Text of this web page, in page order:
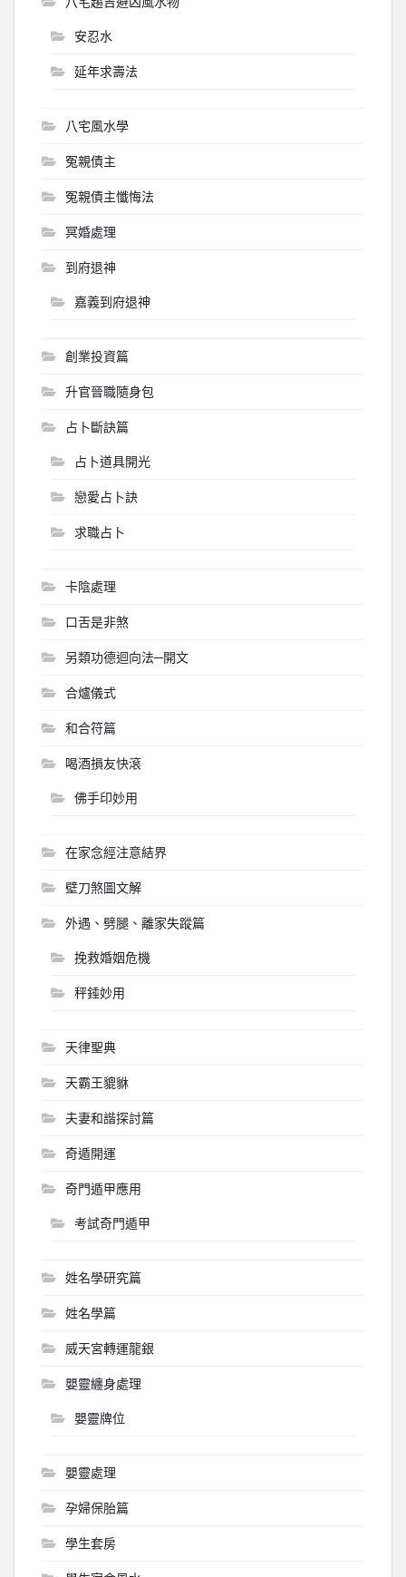
安忍水
延年求壽法
八宅風水學
冤親債主
冤親債主懺悔法
冥婚處理
到府退神
嘉義到府退神
創業投資篇
升官晉職隨身包
占卜斷訣篇
占卜道具開光
戀愛占卜訣
求職占卜
卡陰處理
口舌是非煞
另類功德迴向法─開文
合爐儀式
和合符篇
喝酒損友快滾
佛手印妙用
在家念經注意結界
壁刀煞圖文解
外遇、劈腿、離家失蹤篇
挽救婚姻危機
秤錘妙用
天律聖典
天霸王貔貅
夫妻和諧探討篇
奇遁開運
奇門遁甲應用
考試奇門遁甲
姓名學研究篇
姓名學篇
威天宮轉運龍銀
嬰靈纏身處理
嬰靈牌位
嬰靈處理
孕婦保胎篇
學生套房